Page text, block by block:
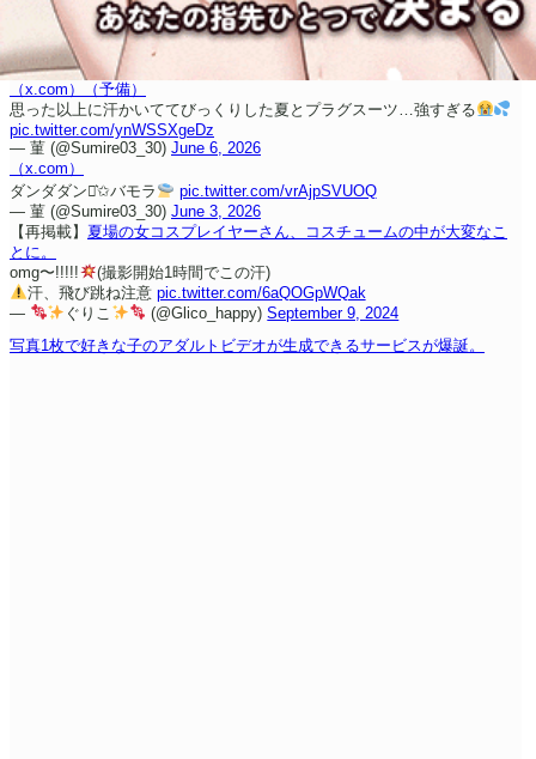
（x.com）
（予備）
思った以上に汗かいててびっくりした夏とプラグスーツ…強すぎる
pic.twitter.com/ynWSSXgeDz
— 菫 (@Sumire03_30) June 6, 2026
（x.com）
ダンダダン⋆͛✩バモラ
pic.twitter.com/vrAjpSVUOQ
— 菫 (@Sumire03_30) June 3, 2026
【再掲載】 夏場の女コスプレイヤーさん、コスチュームの中が大変なこ
とに。
omg〜!!!!!
(撮影開始1時間でこの汗)
汗、飛び跳ね注意 pic.twitter.com/6aQOGpWQak
—
ぐりこ (@Glico_happy)September 9, 2024
写真1枚で好きな子のアダルトビデオが生成できるサービスが爆誕。